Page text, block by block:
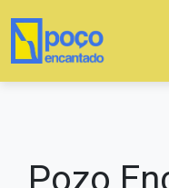
Pozo